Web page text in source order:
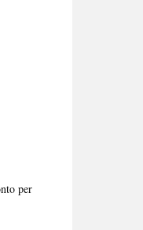
per